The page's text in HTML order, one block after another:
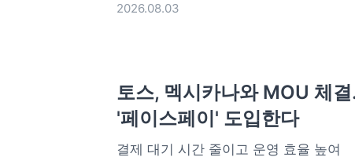
2026.08.03
토스, 멕시카나와 MOU 체
'페이스페이' 도입한다
결제 대기 시간 줄이고 운영 효율 높여